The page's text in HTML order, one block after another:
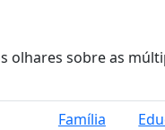
olhares sobre as
Família